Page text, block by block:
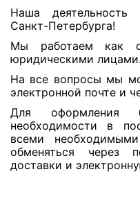
Наша деятельность
Санкт-Петербурга!
Мы работаем как
юридическими лицами.
На все вопросы мы
электронной почте и
Для оформления
необходимости в
всеми
обменяться через
доставки и